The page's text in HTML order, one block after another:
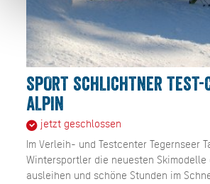
SPORT SCHLICHTNER TEST-
ALPIN
jetzt geschlossen
Im Verleih- und Testcenter Tegernseer
Wintersportler die neuesten Skimodelle
ausleihen und schöne Stunden im